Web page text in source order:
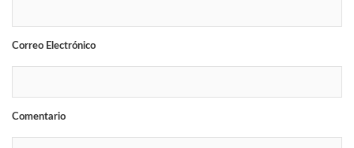
Correo Electrónico
Comentario